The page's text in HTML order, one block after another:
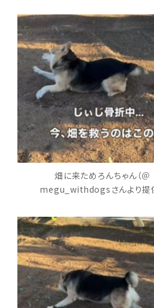
畑に来ためろんちゃん（＠
megu_withdogsさんより提